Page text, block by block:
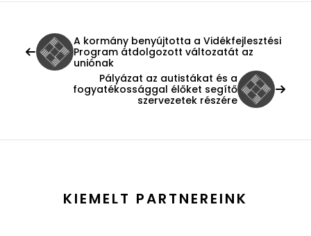
A kormány benyújtotta a Vidékfejlesztési
Program átdolgozott változatát az
uniónak
Pályázat az autistákat és a
fogyatékossággal élőket segítő
szervezetek részére
KIEMELT PARTNEREINK